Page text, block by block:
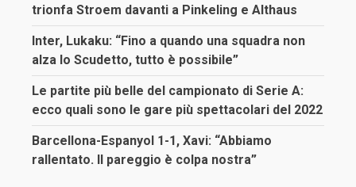
trionfa Stroem davanti a Pinkeling e Althaus
Inter, Lukaku: “Fino a quando una squadra non
alza lo Scudetto, tutto è possibile”
Le partite più belle del campionato di Serie A:
ecco quali sono le gare più spettacolari del 2022
Barcellona-Espanyol 1-1, Xavi: “Abbiamo
rallentato. Il pareggio è colpa nostra”